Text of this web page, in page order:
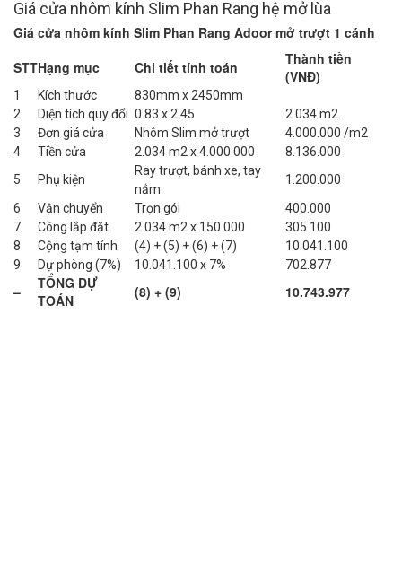
Giá cửa nhôm kính Slim Phan Rang hệ mở lùa
Giá cửa nhôm kính Slim Phan Rang Adoor mở trượt 1 cánh
STTHạng mục Chi tiết tính toán
Thành tiền
(VNĐ)
1 Kích thước
830mm x 2450mm
2
Diện tích quy đổi 0.83 x 2.45
2.034 m2
3
Đơn giá cửa Nhôm Slim mở trượt
4.000.000 /m2
4
Tiền cửa 2.034 m2 x 4.000.000
8.136.000
5
Phụ kiện
Ray trượt, bánh xe, tay
nắm
1.200.000
6
Vận chuyển Trọn gói
400.000
7
Công lắp đặt 2.034 m2 x 150.000
305.100
8
Cộng tạm tính (4) + (5) + (6) + (7)
10.041.100
9
Dự phòng (7%) 10.041.100 x 7% 702.877
–
TỔNG DỰ
TOÁN
(8) + (9) 10.743.977